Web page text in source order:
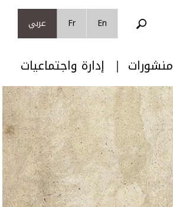
En
Fr عربي
منشورات إدارة واجتماعيات